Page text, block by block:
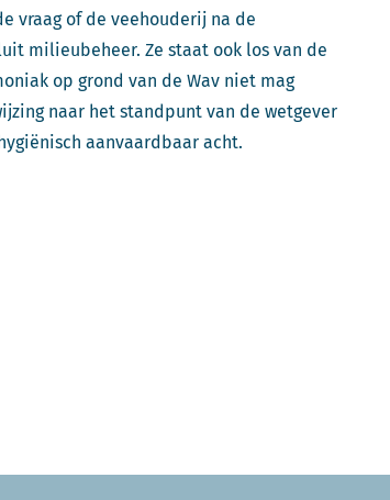
vraag of de veehouderij na de
milieubeheer. Ze staat ook los van de
op grond van de Wav niet mag
naar het standpunt van de wetgever
aanvaardbaar acht.